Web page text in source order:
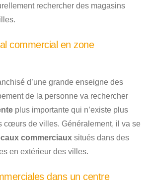
rechercher des magasins
commercial en zone
d’une grande enseigne des
de la personne va rechercher
plus importante qui n’existe plus
cœurs de villes. Généralement, il va se
commerciaux situés dans des
en extérieur des villes.
dans un centre